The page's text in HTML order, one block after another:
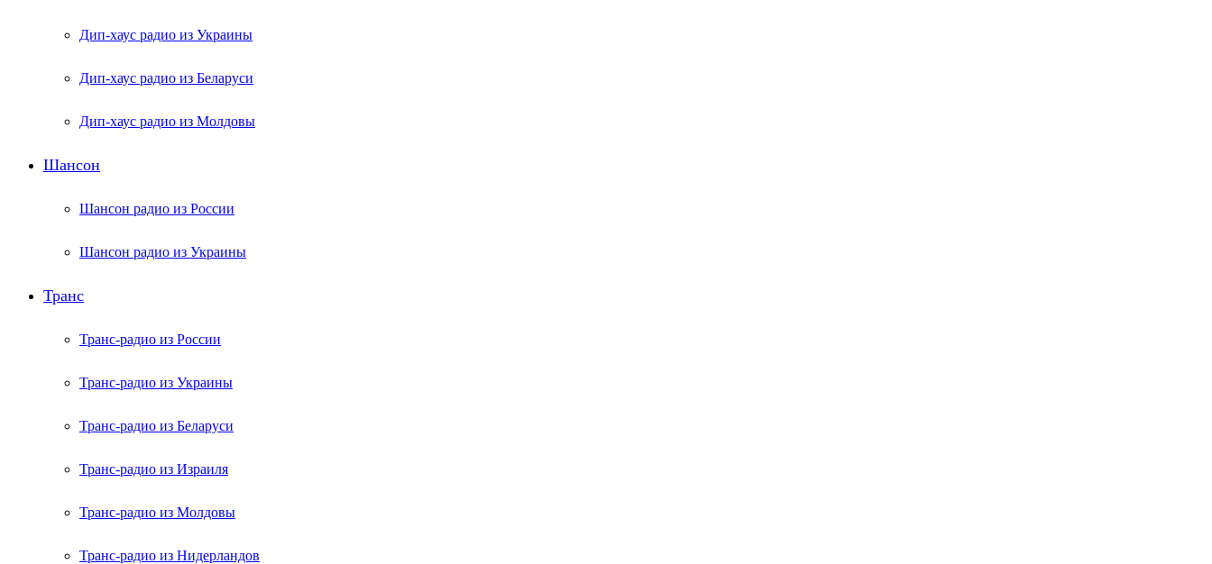
Дип-хаус радио из Украины
Дип-хаус радио из Беларуси
Дип-хаус радио из Молдовы
Шансон
Шансон радио из России
Шансон радио из Украины
Транс
Транс-радио из России
Транс-радио из Украины
Транс-радио из Беларуси
Транс-радио из Израиля
Транс-радио из Молдовы
Транс-радио из Нидерландов